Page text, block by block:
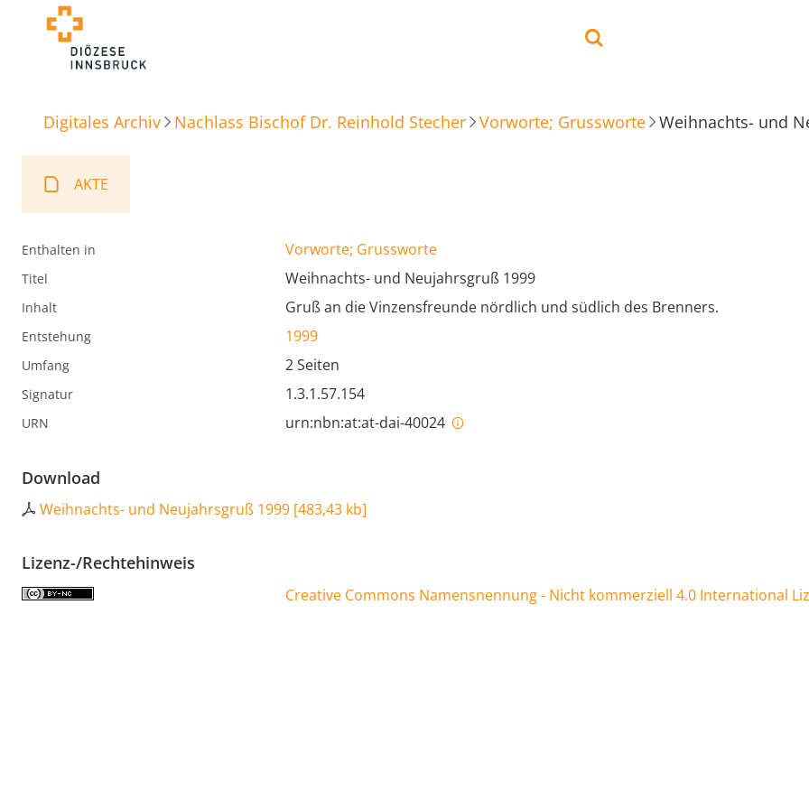
Digitales Archiv Nachlass Bischof Dr. Reinhold Stecher Vorworte; Grussworte Weihnachts- und
AKTE
Enthalten in Vorworte; Grussworte
Titel Weihnachts- und Neujahrsgruß 1999
Inhalt Gruß an die Vinzensfreunde nördlich und südlich des Brenners.
Entstehung 1999
Umfang 2 Seiten
Signatur 1.3.1.57.154
URN urn:nbn:at:at-dai-40024
Download
Weihnachts- und Neujahrsgruß 1999 [483,43 kb]
Lizenz-/Rechtehinweis
Creative Commons Namensnennung - Nicht kommerziell 4.0 International